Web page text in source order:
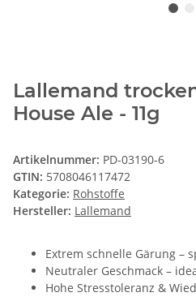
Lallemand
House Ale - 11g
Artikelnummer: PD-03190-6
GTIN: 5708046117472
Kategorie: Rohstoffe
Hersteller: Lallemand
Extrem schnelle Gärung –
Neutraler Geschmack –
Hohe Stresstoleranz &